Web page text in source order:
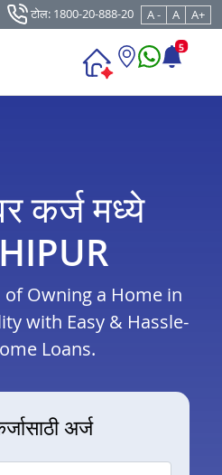
टोल: 1800-20-888-20 A - A A+
5
कर्ज मध्ये
Owning a Home in
with Easy & Hassle-
Loans.
अर्ज